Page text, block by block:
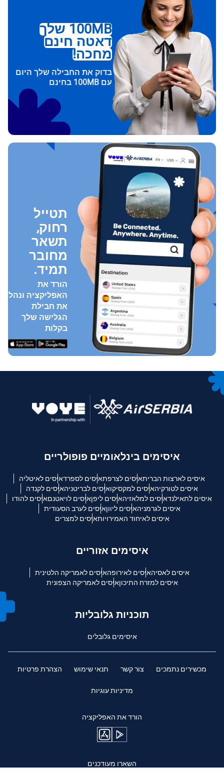
100MB שלך
דאטה חינם
מחכה!
בדוק את החבילה שלך היום
עם 100MB בחינם
תטייל
רחוק,
תשאר
מחובר
תמיד.
הורד את
האפליקציה ונהל
את חבילת
הגלישה שלך
בקלות
איסימים בינלאומיים פופולריים
איסים לארצות הבריתאיסים לצרפתאיסים לספרדאיסים לאיטליה
איסים לטורקיהאיסים למקסיקואיסים לבריטניהאיסים לקנדה
איסים לתאילנדאיסים למלאזיהאיסים ליפןאיסים לויאטנםאיסים להודו
איסים לגרמניהאיסים ליווןאיסים לערב הסעודית
איסים לאיחוד האמירויותאיסים למצרים
איסימים אזוריים
איסים לאסיהאיסים לאירופהאיסים לאמריקה הלטינית
איסים למזרח התיכוןאיסים לאמריקה הצפונית
תוכניות גלובליות
איסימים גלובלים
מכשירים נתמכים צור קשר תנאי שימוש הצהרת פרטיות
מדיניות עוגיות
הורד את האפליקציה
השארו מעודכנים